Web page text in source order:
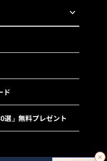
ド
選」無料プレゼント